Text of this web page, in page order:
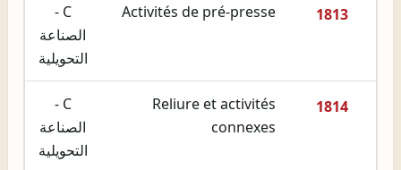
1813
Activités de pré-presse
C -
الصناعة
التحويلية
1814
Reliure et activités
connexes
C -
الصناعة
التحويلية